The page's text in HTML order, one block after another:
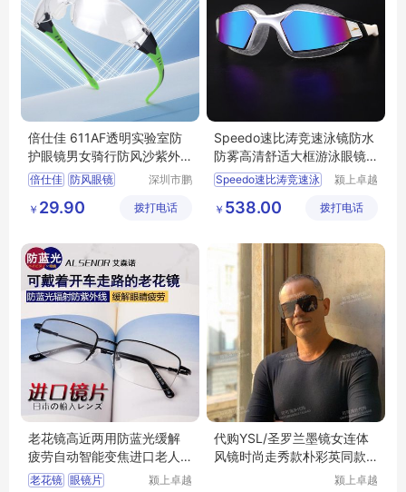
倍仕佳 611AF透明实验室防
护眼镜男女骑行防风沙紫外
线防粉尘飞溅
倍仕佳 防风眼镜
深圳市鹏
限公司
￥ 29.90 拨打电话
Speedo速比涛竞速泳镜防水
防雾高清舒适大框游泳眼镜
镀膜男女
Speedo速比涛竞速泳
颍上卓越
有限公司
￥ 538.00 拨打电话
老花镜高近两用防蓝光缓解
疲劳自动智能变焦进口老人
眼镜片
老花镜 眼镜片
颍上卓越
代购YSL/圣罗兰墨镜女连体
风镜时尚走秀款朴彩英同款
颍上卓越